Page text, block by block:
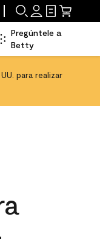
Pregúntele a
Betty
para realizar